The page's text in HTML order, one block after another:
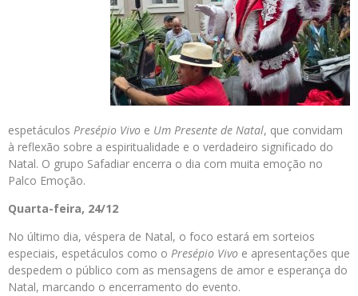
espetáculos Presépio Vivo e Um Presente de Natal, que convidam
à reflexão sobre a espiritualidade e o verdadeiro significado do
Natal. O grupo Safadiar encerra o dia com muita emoção no
Palco Emoção.
Quarta-feira, 24/12
No último dia, véspera de Natal, o foco estará em sorteios
especiais, espetáculos como o Presépio Vivo e apresentações que
despedem o público com as mensagens de amor e esperança do
Natal, marcando o encerramento do evento.